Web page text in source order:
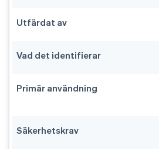
Utfärdat av
Vad det identifierar
Primär användning
Säkerhetskrav